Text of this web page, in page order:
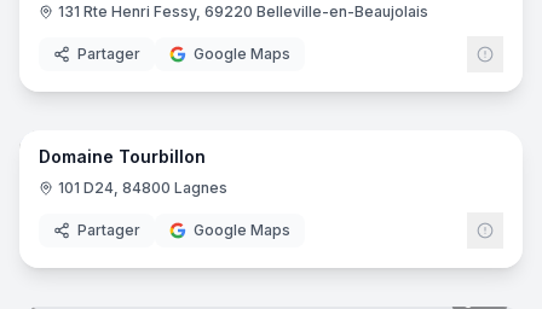
131 Rte Henri Fessy, 69220 Belleville-en-Beaujolais
Partager Google Maps
15
Domaine Tourbillon
101 D24, 84800 Lagnes
Partager Google Maps